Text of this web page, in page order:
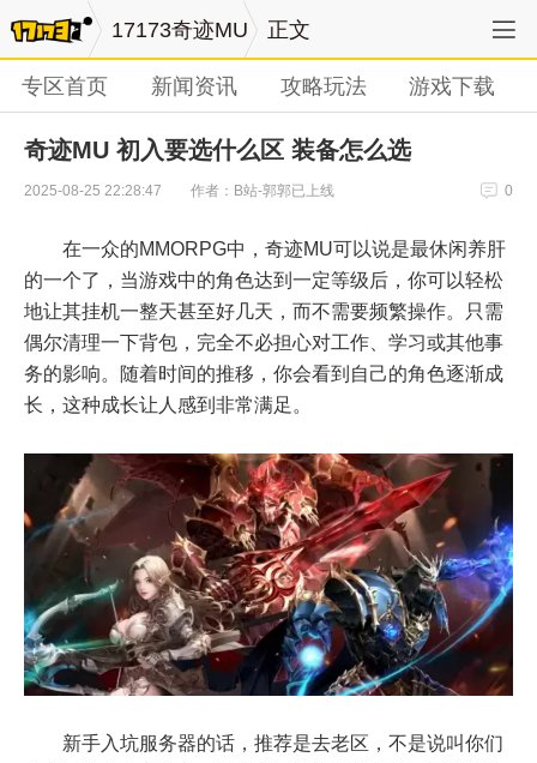
17173奇迹MU 正文
专区首页 新闻资讯 攻略玩法 游戏下载
奇迹MU 初入要选什么区 装备怎么选
2025-08-25 22:28:47 作者：B站-郭郭已上线 0
在一众的MMORPG中，奇迹MU可以说是最休闲养肝
的一个了，当游戏中的角色达到一定等级后，你可以轻松
地让其挂机一整天甚至好几天，而不需要频繁操作。只需
偶尔清理一下背包，完全不必担心对工作、学习或其他事
务的影响。随着时间的推移，你会看到自己的角色逐渐成
长，这种成长让人感到非常满足。
新手入坑服务器的话，推荐是去老区，不是说叫你们